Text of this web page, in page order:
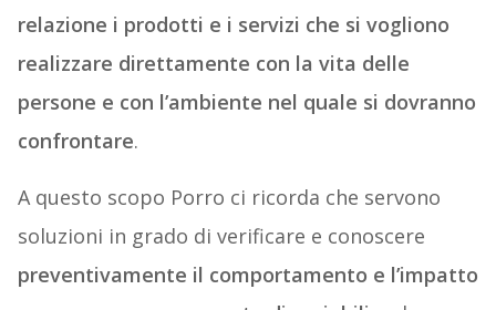
relazione i prodotti e i servizi che si vogliono
realizzare direttamente con la vita delle
persone e con l’ambiente nel quale si dovranno
confrontare.
A questo scopo Porro ci ricorda che servono
soluzioni in grado di verificare e conoscere
preventivamente il comportamento e l’impatto